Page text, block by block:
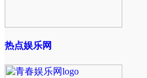
热点娱乐网